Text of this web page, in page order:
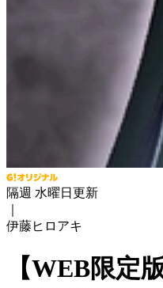
隔週 水曜日更新
伊藤ヒロアキ
【WEB限定